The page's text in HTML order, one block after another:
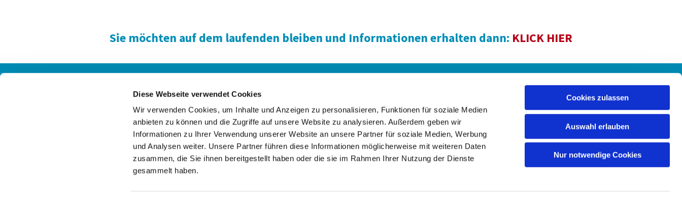
Diese Webseite verwendet Cookies
Wir verwenden Cookies, um Inhalte und Anzeigen zu personalisieren, Funktionen für soziale Medien
anbieten zu können und die Zugriffe auf unsere Website zu analysieren. Außerdem geben wir
Informationen zu Ihrer Verwendung unserer Website an unsere Partner für soziale Medien, Werbung
und Analysen weiter. Unsere Partner führen diese Informationen möglicherweise mit weiteren Daten
zusammen, die Sie ihnen bereitgestellt haben oder die sie im Rahmen Ihrer Nutzung der Dienste
gesammelt haben.
Cookies zulassen
Auswahl erlauben
Nur notwendige Cookies
Sie möchten auf dem laufenden bleiben und Informationen erhalten dann: KLICK HIER
Ev.-luth. Kirchengemeinde St.Matthäi Lübeck
Schwartauer Allee 38, 23554 Lübeck
0451- 42456
gemeindebuero@st-matthaei.de